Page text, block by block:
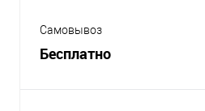
Самовывоз
Бесплатно